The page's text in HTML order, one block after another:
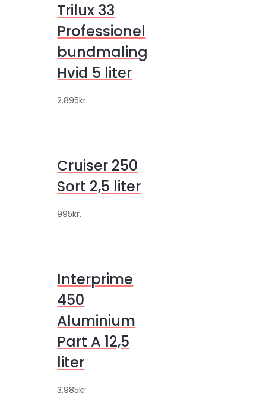
Trilux 33
Professionel
bundmaling
Hvid 5 liter
2.895kr.
Cruiser 250
Sort 2,5 liter
995kr.
Interprime
450
Aluminium
Part A 12,5
liter
3.985kr.